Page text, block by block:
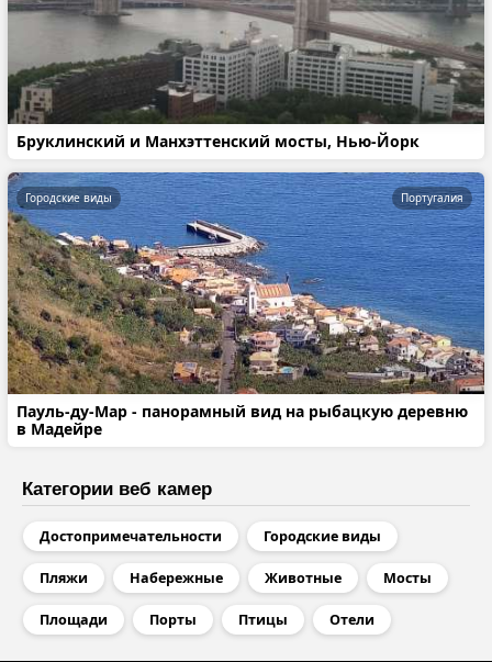
Бруклинский и Манхэттенский мосты, Нью-Йорк
Пауль-ду-Мар - панорамный вид на рыбацкую деревню
в Мадейре
Городские виды Португалия
Категории веб камер
Достопримечательности Городские виды
Пляжи Набережные Животные Мосты
Площади Порты Птицы Отели